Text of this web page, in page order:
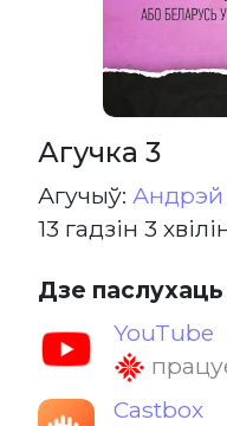
Агучка 3
Агучыў: Андрэй
13 гадзін 3
Дзе
YouTube
Castbox